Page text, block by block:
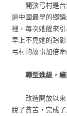
開弦弓村是
過中國最早的鄉
裡，每次她醒來
早上不見她的踪
弓村的故事加倍牽
轉型進級，
改造開放以
脫了貧苦，完成